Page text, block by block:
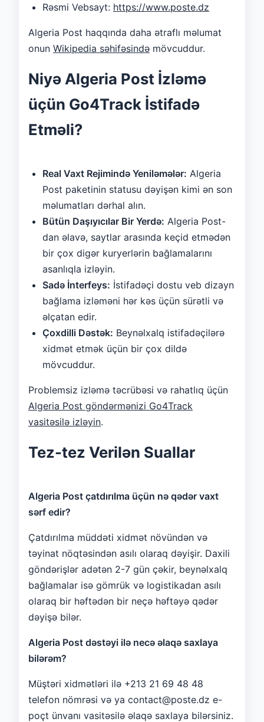
Rəsmi Vebsayt: https://www.poste.dz
Algeria Post haqqında daha ətraflı məlumat
onun Wikipedia səhifəsində mövcuddur.
Niyə Algeria Post İzləmə
üçün Go4Track İstifadə
Etməli?
Real Vaxt Rejimində Yeniləmələr: Algeria
Post paketinin statusu dəyişən kimi ən son
məlumatları dərhal alın.
Bütün Daşıyıcılar Bir Yerdə: Algeria Post-
dan əlavə, saytlar arasında keçid etmədən
bir çox digər kuryerlərin bağlamalarını
asanlıqla izləyin.
Sadə İnterfeys: İstifadəçi dostu veb dizayn
bağlama izləməni hər kəs üçün sürətli və
əlçatan edir.
Çoxdilli Dəstək: Beynəlxalq istifadəçilərə
xidmət etmək üçün bir çox dildə
mövcuddur.
Problemsiz izləmə təcrübəsi və rahatlıq üçün
Algeria Post göndərmənizi Go4Track
vasitəsilə izləyin.
Tez-tez Verilən Suallar
Algeria Post çatdırılma üçün nə qədər vaxt
sərf edir?
Çatdırılma müddəti xidmət növündən və
təyinat nöqtəsindən asılı olaraq dəyişir. Daxili
göndərişlər adətən 2-7 gün çəkir, beynəlxalq
bağlamalar isə gömrük və logistikadan asılı
olaraq bir həftədən bir neçə həftəyə qədər
dəyişə bilər.
Algeria Post dəstəyi ilə necə əlaqə saxlaya
bilərəm?
Müştəri xidmətləri ilə +213 21 69 48 48
telefon nömrəsi və ya contact@poste.dz e-
poçt ünvanı vasitəsilə əlaqə saxlaya bilərsiniz.